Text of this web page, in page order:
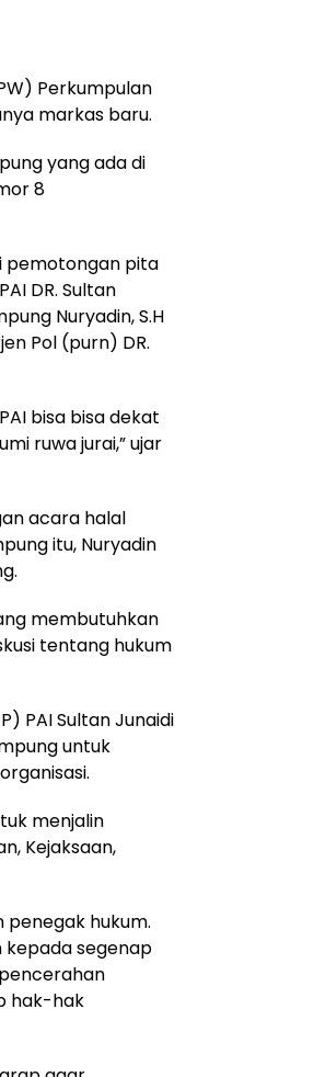
Perkumpulan
markas baru.
yang ada di
8
pemotongan pita
DR. Sultan
Nuryadin, S.H
Pol (purn) DR.
bisa bisa dekat
ruwa jurai,” ujar
acara halal
itu, Nuryadin
membutuhkan
tentang hukum
PAI Sultan Junaidi
untuk
menjalin
Kejaksaan,
hukum.
kepada segenap
hak-hak